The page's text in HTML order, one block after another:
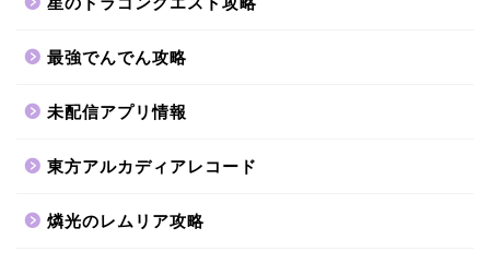
最強でんでん攻略
未配信アプリ情報
東方アルカディアレコード
燐光のレムリア攻略